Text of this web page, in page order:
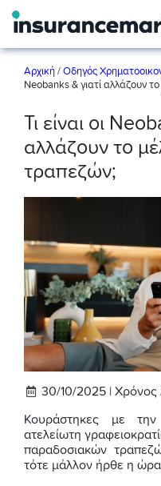
Αρχική / Οδηγός
Neobanks & γιατί αλλάζουν
Τι είναι οι
αλλάζουν το
τραπεζών;
30/10/2025 | Χρόνος
Κουράστηκες με
ατελείωτη
παραδοσιακών
τότε μάλλον ήρθε η ώρα